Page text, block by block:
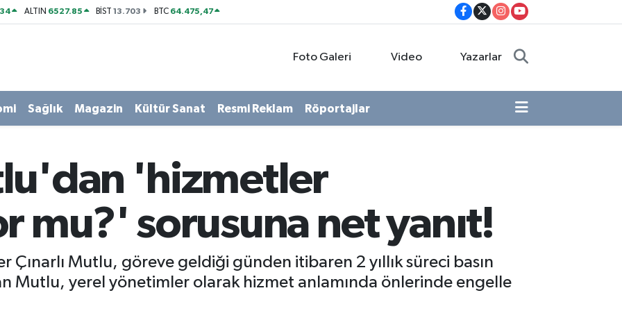
ALTIN 6527.85 BİST13.703 BTC 64.475,47
Foto Galeri Video Yazarlar
Sağlık Magazin Kültür Sanat Resmi Reklam Röportajlar
'hizmetler
mu?' sorusuna net yanıt!
Çınarlı Mutlu, göreve geldiği günden itibaren 2 yıllık süreci basın
Mutlu, yerel yönetimler olarak hizmet anlamında önlerinde engelle